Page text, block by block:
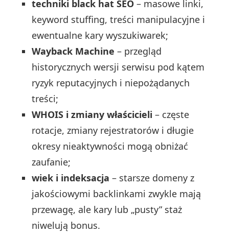
techniki black hat SEO – masowe linki,
keyword stuffing, treści manipulacyjne i
ewentualne kary wyszukiwarek;
Wayback Machine – przegląd
historycznych wersji serwisu pod kątem
ryzyk reputacyjnych i niepożądanych
treści;
WHOIS i zmiany właścicieli – częste
rotacje, zmiany rejestratorów i długie
okresy nieaktywności mogą obniżać
zaufanie;
wiek i indeksacja – starsze domeny z
jakościowymi backlinkami zwykle mają
przewagę, ale kary lub „pusty” staż
niwelują bonus.